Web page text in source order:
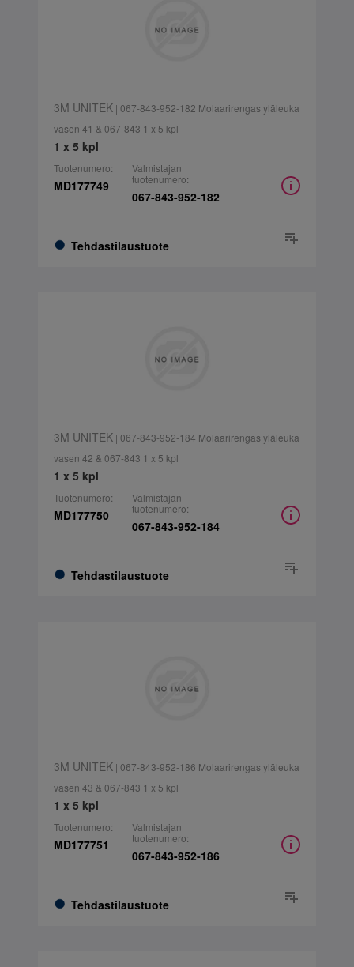
3M UNITEK| 067-843-952-182 Molaarirengas yläleuka
vasen 41 & 067-843 1 x 5 kpl
1 x 5 kpl
Tuotenumero:
MD177749
Tehdastilaustuote
Valmistajan
tuotenumero:
067-843-952-182
3M UNITEK| 067-843-952-184 Molaarirengas yläleuka
vasen 42 & 067-843 1 x 5 kpl
1 x 5 kpl
Tuotenumero:
MD177750
Tehdastilaustuote
Valmistajan
tuotenumero:
067-843-952-184
3M UNITEK| 067-843-952-186 Molaarirengas yläleuka
vasen 43 & 067-843 1 x 5 kpl
1 x 5 kpl
Tuotenumero:
MD177751
Tehdastilaustuote
Valmistajan
tuotenumero:
067-843-952-186